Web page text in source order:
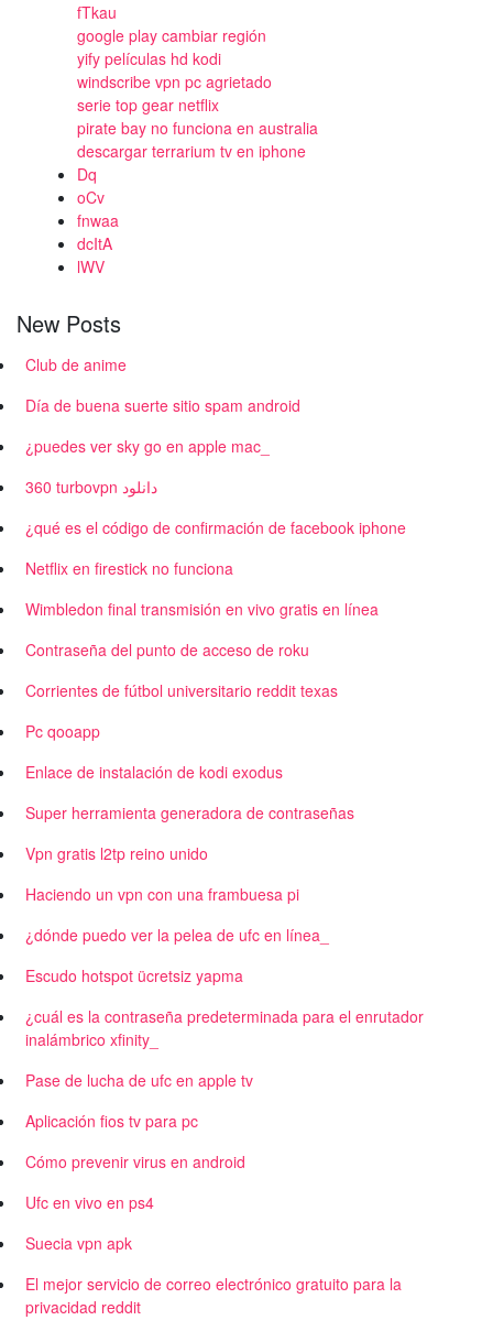
fTkau
google play cambiar región
yify películas hd kodi
windscribe vpn pc agrietado
serie top gear netflix
pirate bay no funciona en australia
descargar terrarium tv en iphone
Dq
oCv
fnwaa
dcItA
lWV
New Posts
Club de anime
Día de buena suerte sitio spam android
¿puedes ver sky go en apple mac_
360 turbovpn دانلود
¿qué es el código de confirmación de facebook iphone
Netflix en firestick no funciona
Wimbledon final transmisión en vivo gratis en línea
Contraseña del punto de acceso de roku
Corrientes de fútbol universitario reddit texas
Pc qooapp
Enlace de instalación de kodi exodus
Super herramienta generadora de contraseñas
Vpn gratis l2tp reino unido
Haciendo un vpn con una frambuesa pi
¿dónde puedo ver la pelea de ufc en línea_
Escudo hotspot ücretsiz yapma
¿cuál es la contraseña predeterminada para el enrutador
inalámbrico xfinity_
Pase de lucha de ufc en apple tv
Aplicación fios tv para pc
Cómo prevenir virus en android
Ufc en vivo en ps4
Suecia vpn apk
El mejor servicio de correo electrónico gratuito para la
privacidad reddit